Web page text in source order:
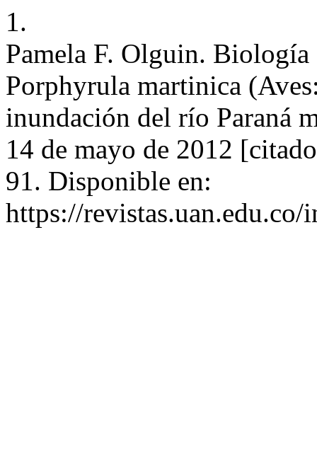
1.
Pamela F. Olguin.
Porphyrula martinica
inundación del río Paraná
14 de mayo de 2012
91. Disponible en:
https://